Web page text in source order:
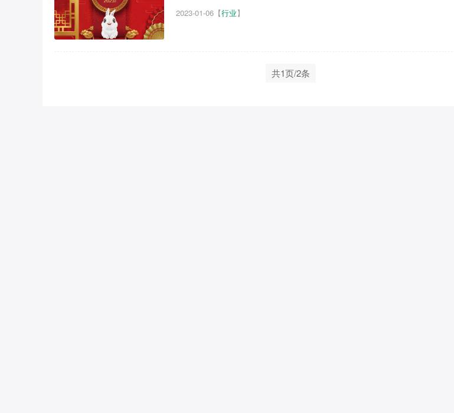
2023-01-06【行业】
共1页/2条